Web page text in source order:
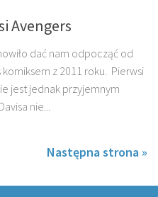
Avengers
dać nam odpocząć od
komiksem z 2011 roku. Pierwsi
jest jednak przyjemnym
nie...
Następna strona »